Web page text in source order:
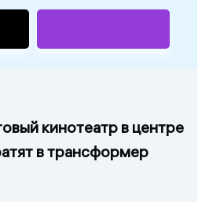
кинотеатр в центре
в трансформер